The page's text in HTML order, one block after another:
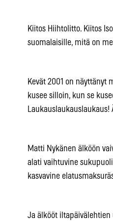
Kiitos Hiihtolitto. Kiitos
suomalaisille, mitä on
Kevät 2001 on näyttänyt
kusee silloin, kun se
Laukauslaukauslaukaus!
Matti Nykänen älköön
alati vaihtuvine
kasvavine
Ja älkööt